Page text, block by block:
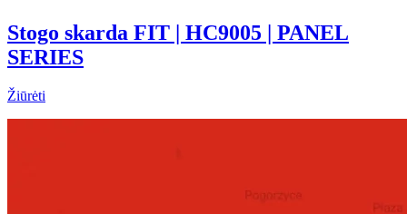
Stogo skarda FIT | HC9005 | PANEL
SERIES
Žiūrėti